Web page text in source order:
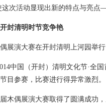
这次活动显现出新的特点与亮
封清明时节竞争艳
展演大赛在开封清明上河园举行
中国（开封）清明文化节·全
目参赛，比赛进行得异常激烈
木偶展演大赛取得了圆满成功